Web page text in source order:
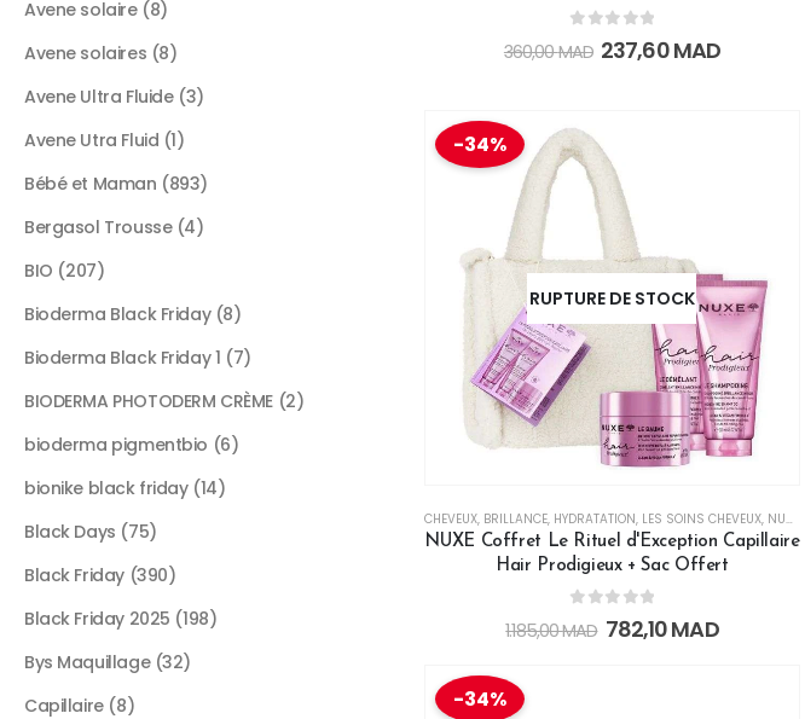
out of 5
360,00MAD 237,60MAD
-34%
RUPTURE DE STOCK
CHEVEUX, BRILLANCE, HYDRATATION, LES SOINS CHEVEUX, NUXE
NUXE Coffret Le Rituel d'Exception Capillaire
Hair Prodigieux + Sac Offert
out of 5
1.185,00MAD 782,10MAD
-34%
Avene solaire 8
Avene solaires 8
Avene Ultra Fluide 3
Avene Utra Fluid 1
Bébé et Maman 893
Bergasol Trousse 4
BIO 207
Bioderma Black Friday 8
Bioderma Black Friday 1 7
BIODERMA PHOTODERM CRÈME 2
bioderma pigmentbio 6
bionike black friday 14
Black Days 75
Black Friday 390
Black Friday 2025 198
Bys Maquillage 32
Capillaire 8